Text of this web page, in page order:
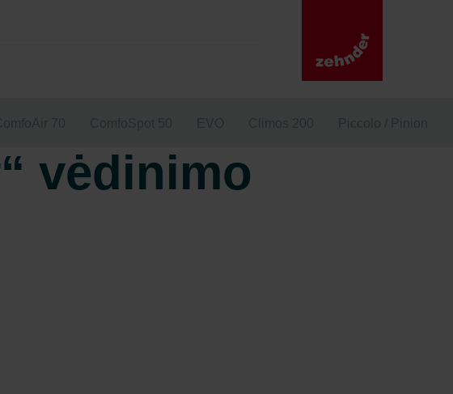
70 ComfoSpot 50 EVO Climos 200 Piccolo / Pinion
vėdinimo